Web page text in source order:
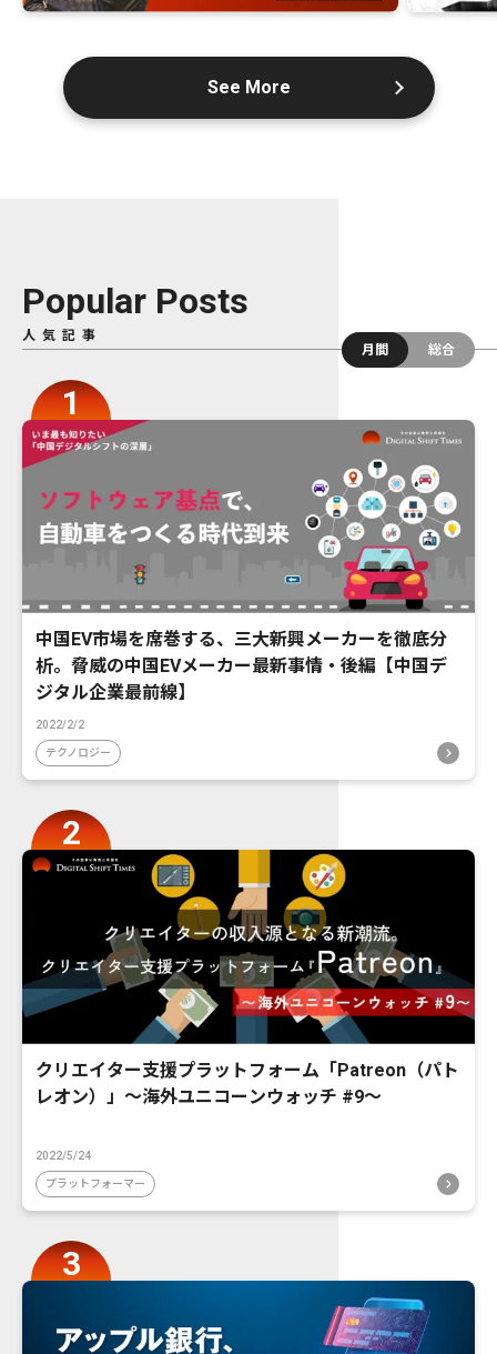
See More
Popular Posts
人気記事
月間
総合
中国EV市場を席巻する、三大新興メーカーを徹底分
析。脅威の中国EVメーカー最新事情・後編【中国デ
ジタル企業最前線】
2022/2/2
テクノロジー
クリエイター支援プラットフォーム「Patreon（パト
レオン）」〜海外ユニコーンウォッチ #9〜
2022/5/24
プラットフォーマー